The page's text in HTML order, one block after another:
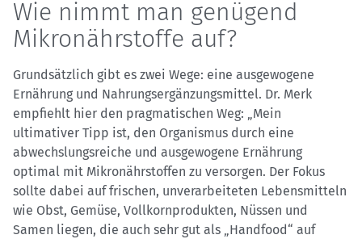
Wie nimmt man genügend
Mikronährstoffe auf?
Grundsätzlich gibt es zwei Wege: eine ausgewogene
Ernährung und Nahrungsergänzungsmittel. Dr. Merk
empfiehlt hier den pragmatischen Weg: „Mein
ultimativer Tipp ist, den Organismus durch eine
abwechslungsreiche und ausgewogene Ernährung
optimal mit Mikronährstoffen zu versorgen. Der Fokus
sollte dabei auf frischen, unverarbeiteten Lebensmitteln
wie Obst, Gemüse, Vollkornprodukten, Nüssen und
Samen liegen, die auch sehr gut als „Handfood“ auf